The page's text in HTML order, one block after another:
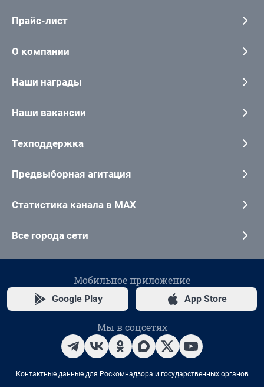
Прайс-лист
О компании
Наши награды
Наши вакансии
Техподдержка
Предвыборная агитация
Статистика канала в MAX
Все города сети
Мобильное приложение
Google Play App Store
Мы в соцсетях
Контактные данные для Роскомнадзора и государственных органов